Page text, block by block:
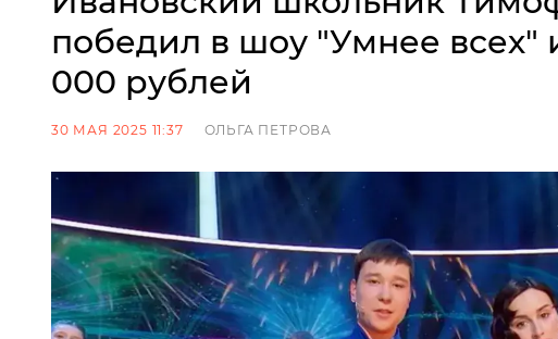
победил в шоу "Умнее всех"
000 рублей
30 МАЯ 2025 11:37 ОЛЬГА ПЕТРОВА